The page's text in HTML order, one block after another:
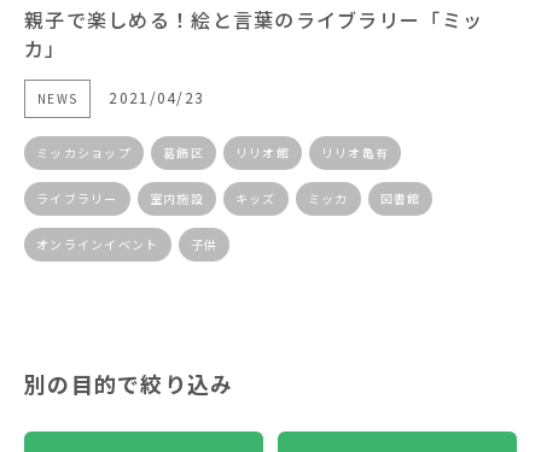
親子で楽しめる！絵と言葉のライブラリー「ミッ
カ」
NEWS 2021/04/23
ミッカショップ 葛飾区 リリオ館 リリオ亀有
ライブラリー 室内施設 キッズ ミッカ 図書館
オンラインイベント 子供
別の目的で絞り込み